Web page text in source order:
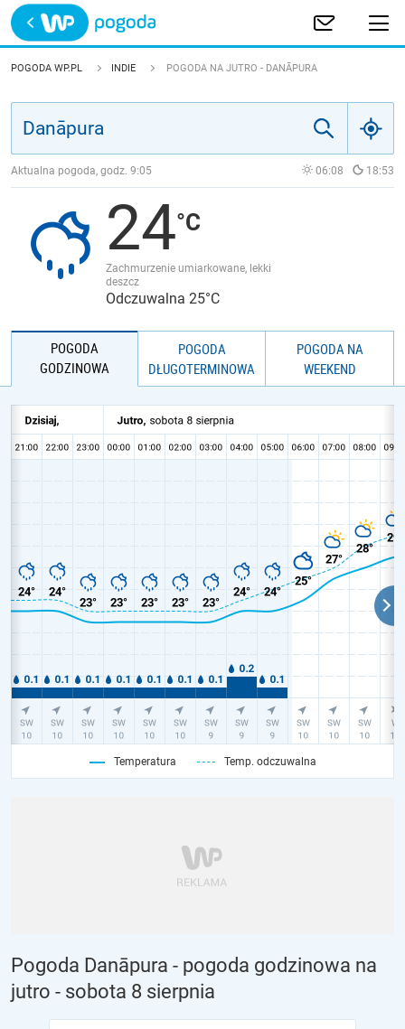
Trwa ładowanie
POLSKA
JAKOŚĆ POWIETRZA
POGODA WP.PL INDIE POGODA NA JUTRO - DANĀPURA
Aktualna pogoda, godz. 9:05 06:08 18:53
24
Zachmurzenie umiarkowane, lekki
deszcz
Odczuwalna 25°C
POGODA
GODZINOWA
POGODA
DŁUGOTERMINOWA
POGODA NA
WEEKEND
Temperatura Temp. odczuwalna
Pogoda Danāpura - pogoda godzinowa na
jutro - sobota 8 sierpnia